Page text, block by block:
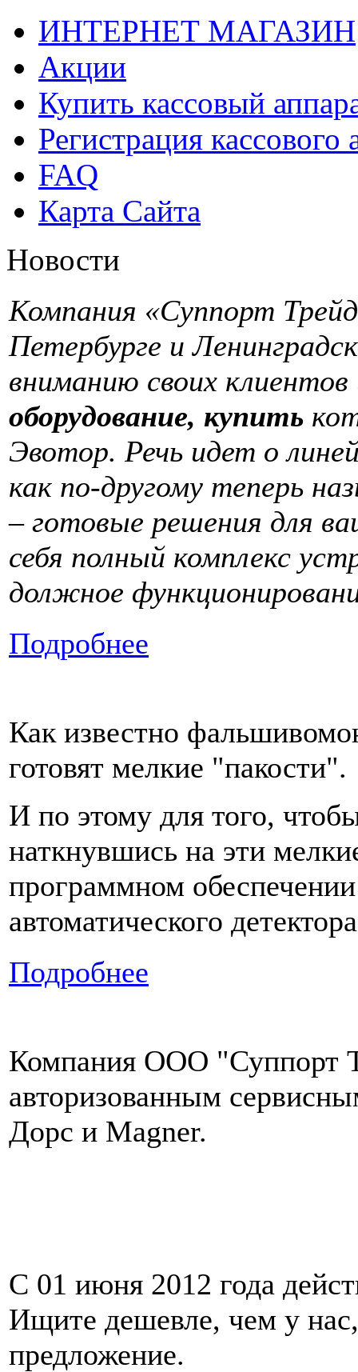
ИНТЕРНЕТ МАГАЗИН
Акции
Купить кассовый
Регистрация кассового
FAQ
Карта Сайта
Новости
Компания «Суппорт
Петербурге и
вниманию своих
оборудование, купить
Эвотор. Речь идет о
как по-другому теперь
– готовые решения для
себя полный комплекс
должное
Подробнее
Как известно
готовят мелкие "пакости".
И по этому для того,
наткнувшись на эти
программном
автоматического
Подробнее
Компания ООО "Суппорт
авторизованным
Дорс и Magner.
С 01 июня 2012 года
Ищите дешевле, чем у
предложение.